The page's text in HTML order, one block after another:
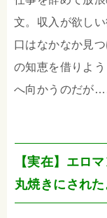
文。収入が欲し
口はなかなか見
の知恵を借りよ
へ向かうのだが
【実在】エロ
丸焼きにされた